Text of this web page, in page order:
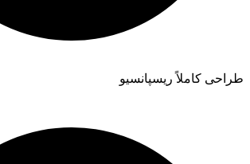
طراحی کاملاً ریسپانسیو